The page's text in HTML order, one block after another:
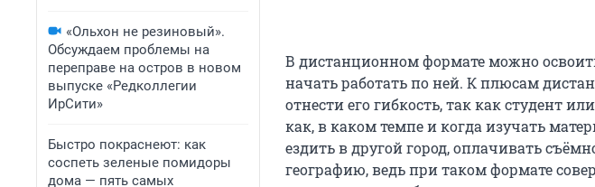
«Ольхон не резиновый».
Обсуждаем проблемы на
переправе на остров в новом
выпуске «Редколлегии
ИрСити»
Быстро покраснеют: как
соспеть зеленые помидоры
дома — пять самых
В дистанционном формате можно
начать работать по ней. К плюсам
отнести его гибкость, так как студент
как, в каком темпе и когда изучать
ездить в другой город, оплачивать
географию, ведь при таком формате